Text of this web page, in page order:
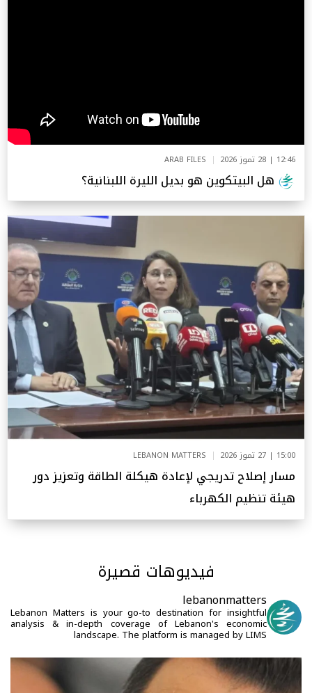
12:46 | 28 تموز 2026 ARAB FILES
هل البيتكوين هو بديل الليرة اللبنانية؟
15:00 | 27 تموز 2026 LEBANON MATTERS
مسار إصلاح تدريجي لإعادة هيكلة الطاقة وتعزيز دور
هيئة تنظيم الكهرباء
فيديوهات قصيرة
lebanonmatters
Lebanon Matters is your go-to destination for insightful
analysis & in-depth coverage of Lebanon's economic
landscape. The platform is managed by LIMS